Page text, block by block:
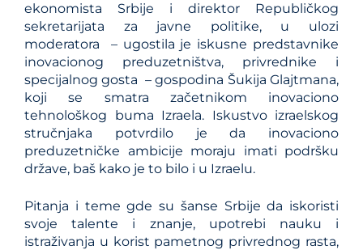
ekonomista Srbije i direktor Republičkog
sekretarijata za javne politike, u ulozi
moderatora – ugostila je iskusne predstavnike
inovacionog preduzetništva, privrednike i
specijalnog gosta – gospodina Šukija Glajtmana,
koji se smatra začetnikom inovaciono
tehnološkog buma Izraela. Iskustvo izraelskog
stručnjaka potvrdilo je da inovaciono
preduzetničke ambicije moraju imati podršku
države, baš kako je to bilo i u Izraelu.
Pitanja i teme gde su šanse Srbije da iskoristi
svoje talente i znanje, upotrebi nauku i
istraživanja u korist pametnog privrednog rasta,